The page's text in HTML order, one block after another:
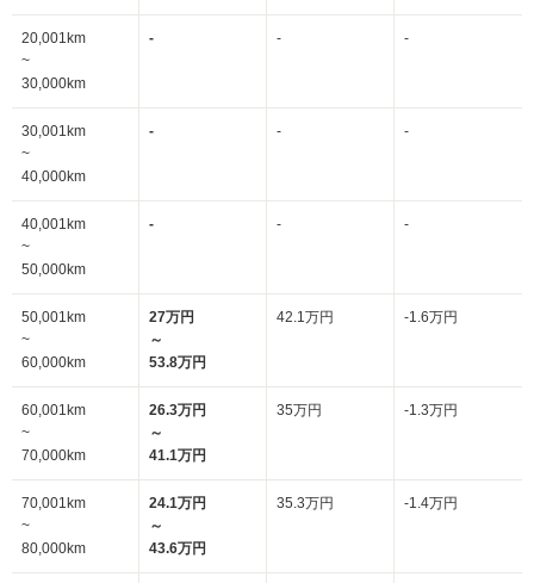
20,001km
~
30,000km
- - -
30,001km
~
40,000km
- - -
40,001km
~
50,000km
- - -
50,001km
~
60,000km
27万円
～
53.8万円
42.1万円 -1.6万円
60,001km
~
70,000km
26.3万円
～
41.1万円
35万円 -1.3万円
70,001km
~
80,000km
24.1万円
～
43.6万円
35.3万円 -1.4万円